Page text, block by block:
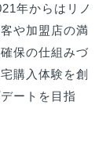
年からはリノ
や加盟店の満
保の仕組みづ
購入体験を創
ートを目指